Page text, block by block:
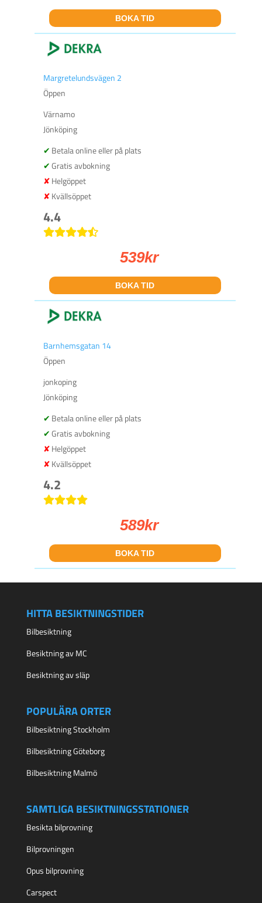
BOKA TID
Margretelundsvägen 2
Öppen
Värnamo
Jönköping
Betala online eller på plats
Gratis avbokning
Helgöppet
Kvällsöppet
4.4
539kr
BOKA TID
Barnhemsgatan 14
Öppen
jonkoping
Jönköping
Betala online eller på plats
Gratis avbokning
Helgöppet
Kvällsöppet
4.2
589kr
BOKA TID
HITTA BESIKTNINGSTIDER
Bilbesiktning
Besiktning av MC
Besiktning av släp
POPULÄRA ORTER
Bilbesiktning Stockholm
Bilbesiktning Göteborg
Bilbesiktning Malmö
SAMTLIGA BESIKTNINGSSTATIONER
Besikta bilprovning
Bilprovningen
Opus bilprovning
Carspect